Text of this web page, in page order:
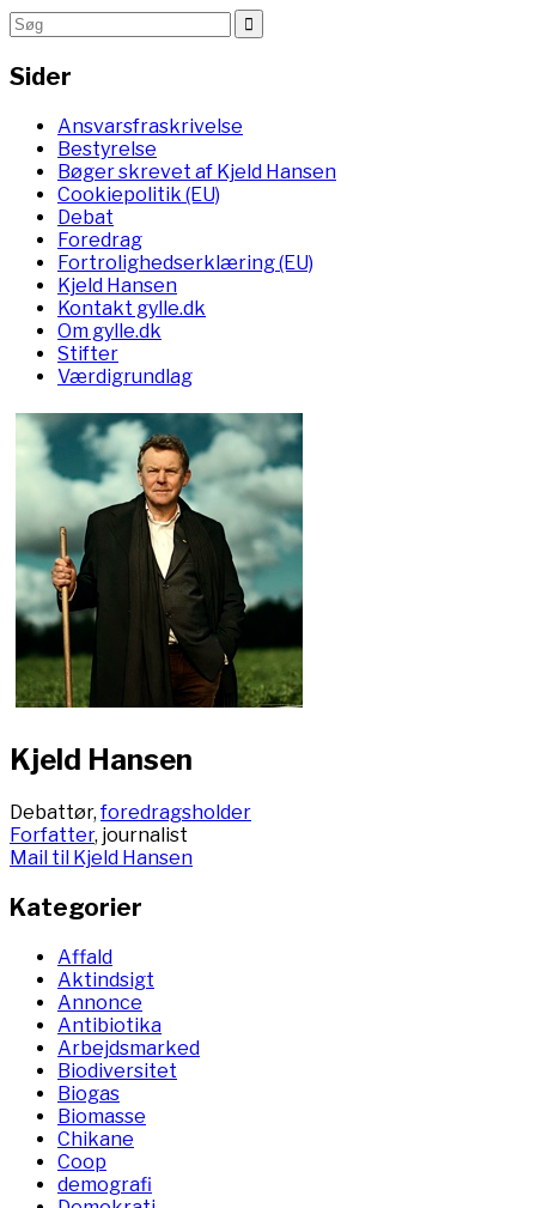
Sider
Ansvarsfraskrivelse
Bestyrelse
Bøger skrevet af Kjeld Hansen
Cookiepolitik (EU)
Debat
Foredrag
Fortrolighedserklæring (EU)
Kjeld Hansen
Kontakt gylle.dk
Om gylle.dk
Stifter
Værdigrundlag
Kjeld Hansen
Debattør,foredragsholder
Forfatter, journalist
Mail til Kjeld Hansen
Kategorier
Affald
Aktindsigt
Annonce
Antibiotika
Arbejdsmarked
Biodiversitet
Biogas
Biomasse
Chikane
Coop
demografi